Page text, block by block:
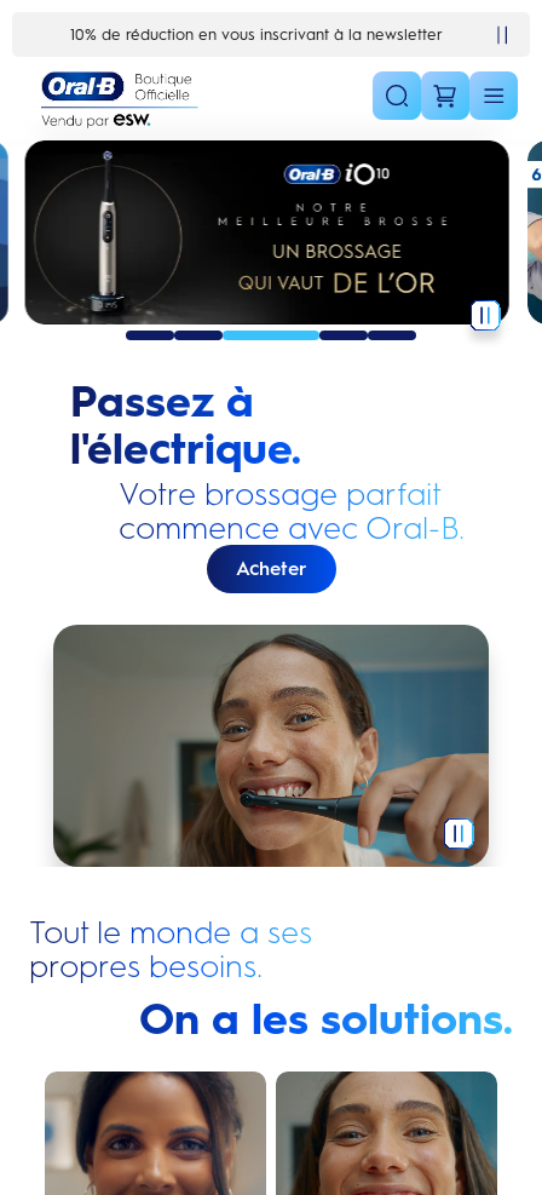
Satisfait ou remboursé 30 jours
Passez à
l'électrique.
Votre brossage parfait
commence avec Oral-B.
Acheter
Votre brossage parfait commence avec Oral-B.
Tout le monde a ses
propres besoins.
On a les solutions.